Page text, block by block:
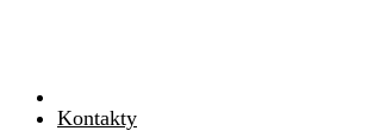
Kontakty